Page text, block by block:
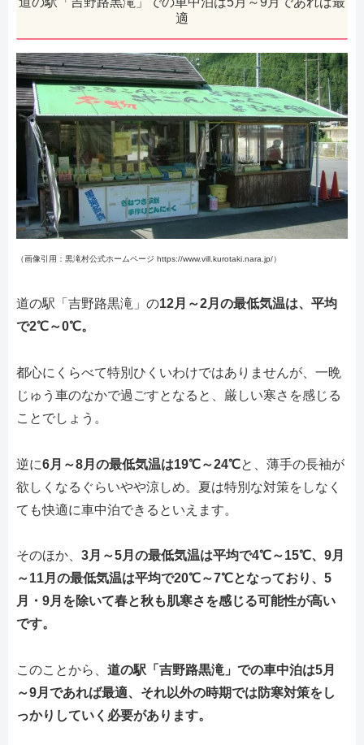
適
（画像引用：黒滝村公式ホームページ https://www.vill.kurotaki.nara.jp/）
道の駅「吉野路黒滝」の12月～2月の最低気温は、平均
で2℃～0℃。
都心にくらべて特別ひくいわけではありませんが、一晩
じゅう車のなかで過ごすとなると、厳しい寒さを感じる
ことでしょう。
逆に6月～8月の最低気温は19℃～24℃と、薄手の長袖が
欲しくなるぐらいやや涼しめ。夏は特別な対策をしなく
ても快適に車中泊できるといえます。
そのほか、 3月～5月の最低気温は平均で4℃～15℃、9月
～11月の最低気温は平均で20℃～7℃となっており、5
月・9月を除いて春と秋も肌寒さを感じる可能性が高い
です。
このことから、 道の駅「吉野路黒滝」での車中泊は5月
～9月であれば最適、それ以外の時期では防寒対策をし
っかりしていく必要があります。